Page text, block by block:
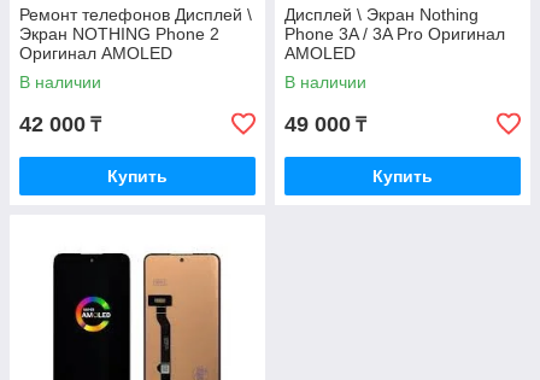
Ремонт телефонов Дисплей \
Экран NOTHING Phone 2
Оригинал AMOLED
В наличии
42 000 ₸
Купить
Дисплей \ Экран Nothing
Phone 3A / 3A Pro Оригинал
AMOLED
В наличии
49 000 ₸
Купить